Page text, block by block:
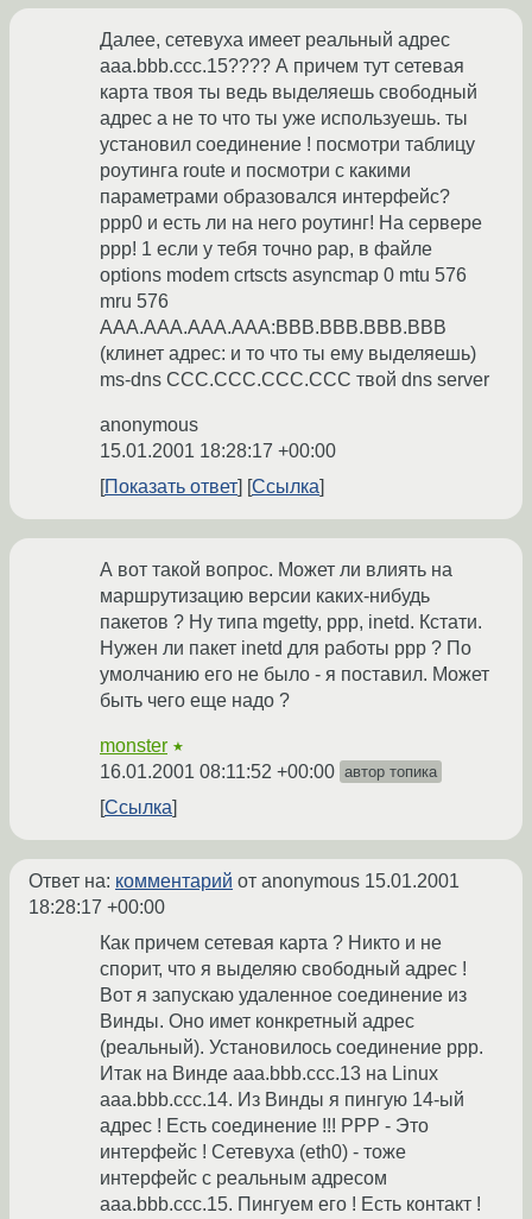
Далее, сетевуха имеет реальный адрес
aaa.bbb.ccc.15???? А причем тут сетевая
карта твоя ты ведь выделяешь свободный
адрес а не то что ты уже используешь. ты
установил соединение ! посмотри таблицу
роутинга route и посмотри с какими
параметрами образовался интерфейс?
ppp0 и есть ли на него роутинг! На сервере
ppp! 1 если у тебя точно pap, в файле
options modem crtscts asyncmap 0 mtu 576
mru 576
AAA.AAA.AAA.AAA:BBB.BBB.BBB.BBB
(клинет адрес: и то что ты ему выделяешь)
ms-dns CCC.CCC.CCC.CCC твой dns server
anonymous
15.01.2001 18:28:17 +00:00
Показать ответ
Ссылка
А вот такой вопрос. Может ли влиять на
маршрутизацию версии каких-нибудь
пакетов ? Ну типа mgetty, ppp, inetd. Кстати.
Нужен ли пакет inetd для работы ppp ? По
умолчанию его не было - я поставил. Может
быть чего еще надо ?
monster ★
16.01.2001 08:11:52 +00:00 автор топика
Ссылка
Ответ на: комментарий от anonymous 15.01.2001
18:28:17 +00:00
Как причем сетевая карта ? Никто и не
спорит, что я выделяю свободный адрес !
Вот я запускаю удаленное соединение из
Винды. Оно имет конкретный адрес
(реальный). Установилось соединение ppp.
Итак на Винде aaa.bbb.ccc.13 на Linux
aaa.bbb.ccc.14. Из Винды я пингую 14-ый
адрес ! Есть соединение !!! PPP - Это
интерфейс ! Сетевуха (eth0) - тоже
интерфейс с реальным адресом
aaa.bbb.ccc.15. Пингуем его ! Есть контакт !